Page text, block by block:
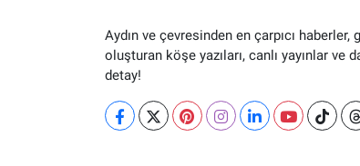
Aydın ve çevresinden en çarpıcı haberler,
oluşturan köşe yazıları, canlı yayınlar ve
detay!